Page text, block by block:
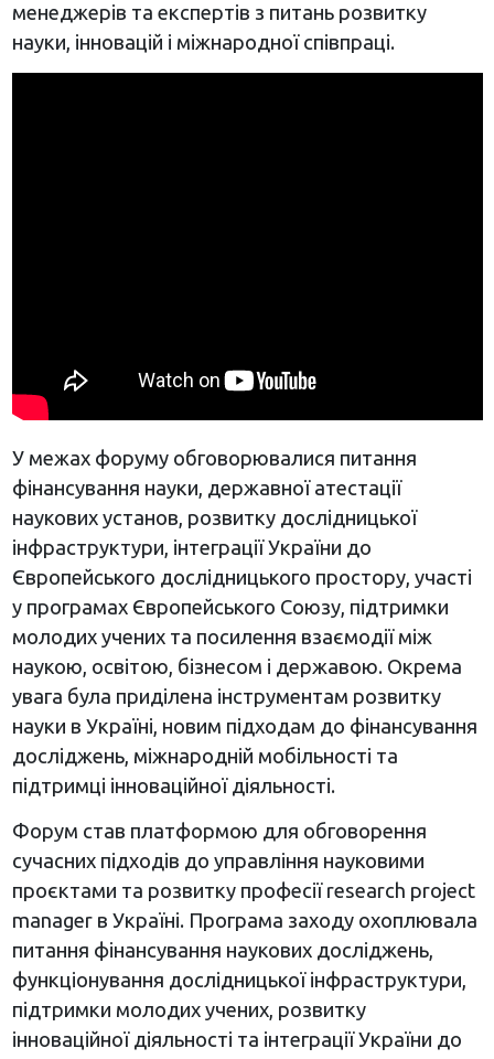
менеджерів та експертів з питань розвитку
науки, інновацій і міжнародної співпраці.
У межах форуму обговорювалися питання
фінансування науки, державної атестації
наукових установ, розвитку дослідницької
інфраструктури, інтеграції України до
Європейського дослідницького простору, участі
у програмах Європейського Союзу, підтримки
молодих учених та посилення взаємодії між
наукою, освітою, бізнесом і державою. Окрема
увага була приділена інструментам розвитку
науки в Україні, новим підходам до фінансування
досліджень, міжнародній мобільності та
підтримці інноваційної діяльності.
Форум став платформою для обговорення
сучасних підходів до управління науковими
проєктами та розвитку професії research project
manager в Україні. Програма заходу охоплювала
питання фінансування наукових досліджень,
функціонування дослідницької інфраструктури,
підтримки молодих учених, розвитку
інноваційної діяльності та інтеграції України до